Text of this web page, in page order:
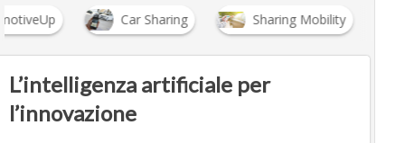
Car Sharing Sharing Mobility
L’intelligenza artificiale per
l’innovazione